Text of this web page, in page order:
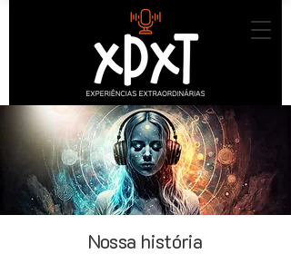
Nossa história